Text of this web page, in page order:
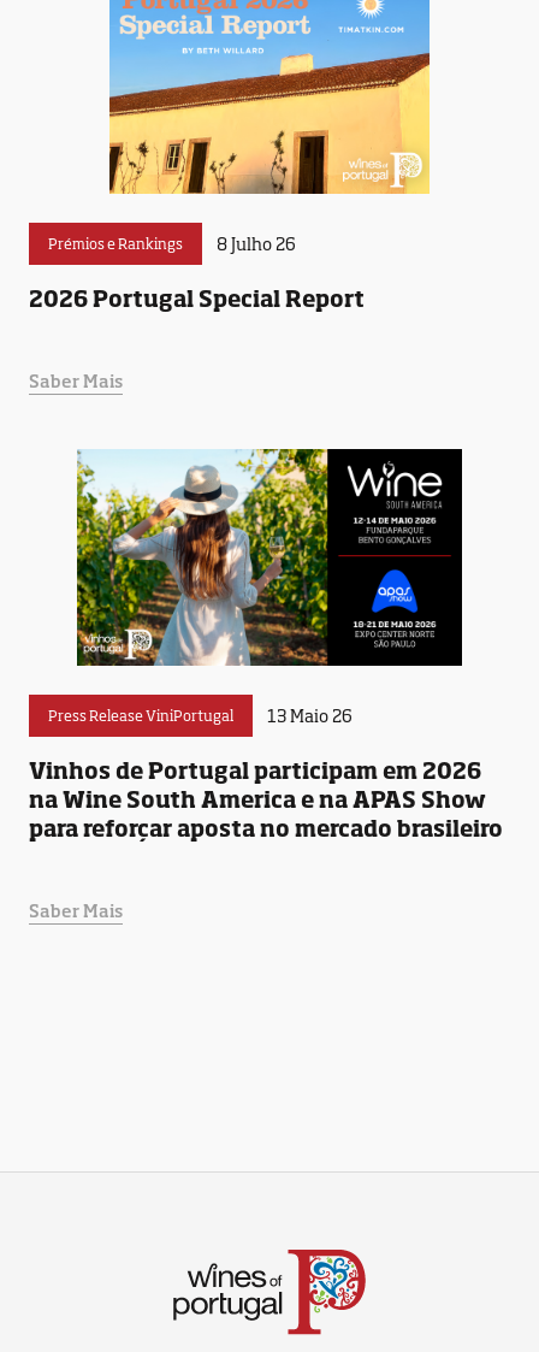
Prémios e Rankings 8 Julho 26
2026 Portugal Special Report
Saber Mais
Press Release ViniPortugal 13 Maio 26
Vinhos de Portugal participam em 2026
na Wine South America e na APAS Show
para reforçar aposta no mercado brasileiro
Saber Mais